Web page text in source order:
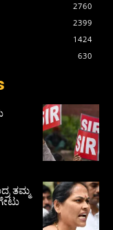
2760
2399
1424
630
ತಮ್ಮ